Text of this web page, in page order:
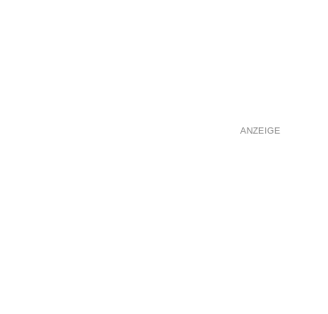
ANZEIGE